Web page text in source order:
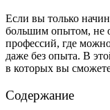
Если вы только
большим опытом, не
профессий, где
даже без опыта. В
в которых вы
Содержание